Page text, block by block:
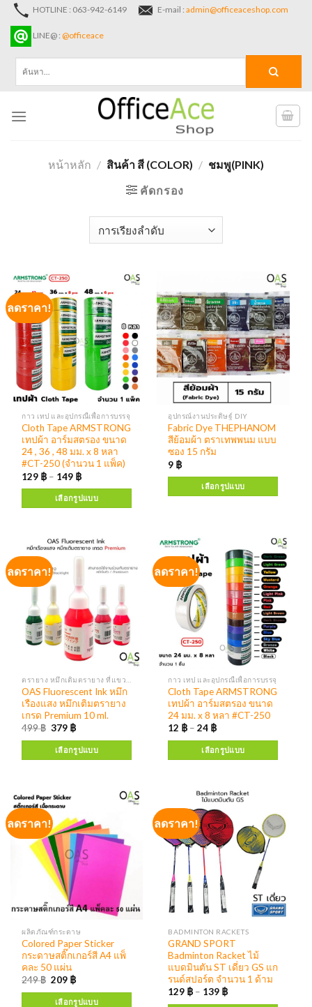
Skip
content
HOTLINE : 063-942-6149 E-mail : admin@officeaceshop.com
LINE@ : @officeace
หน้าหลัก / สินค้า สี (COLOR) / ชมพู(PINK)
คัดกรอง
ลดราคา!
กาว เทป และอุปกรณืเพื่อการบรรจุ
Cloth Tape ARMSTRONG
เทปผ้า อาร์มสตรอง ขนาด
24 , 36 , 48 มม. x 8 หลา
#CT-250 (จำนวน 1 แพ็ค)
129 ฿ – 149 ฿
เลือกรูปแบบ
ลดราคา!
กาว เทป และอุปกรณืเพื่อการบรรจุ
Cloth Tape ARMSTRONG
เทปผ้า อาร์มสตรอง ขนาด
24 มม. x 8 หลา #CT-250
12 ฿ –24 ฿
เลือกรูปแบบ
ลดราคา!
ผลิตภัณฑ์กระดาษ
Colored Paper Sticker
กระดาษสติ๊กเกอร์สี A4 แพ็
คละ 50 แผ่น
249฿ 209 ฿
เลือกรูปแบบ
อุปกรณ์งานประดิษฐ์ DIY
Fabric Dye THEPHANOM
สีย้อมผ้า ตราเทพพนม แบบ
ซอง 15 กรัม
9 ฿
เลือกรูปแบบ
ลดราคา!
BADMINTON RACKETS
GRAND SPORT
Badminton Racket ไม้
แบดมินตัน ST เดี่ยว GS แก
รนด์สปอร์ต จำนวน 1 ด้าม
129 ฿ – 139 ฿
ลดราคา!
OAS Fluorescent Ink หมึก
เรืองแสง หมึกเติมตรายาง
เกรด Premium 10 ml.
499฿ 379 ฿
เลือกรูปแบบ